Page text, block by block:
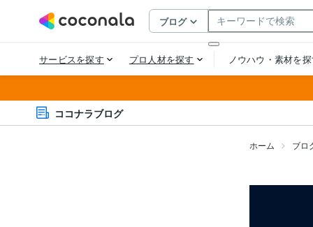
ココナラブログ
ホーム ブロ